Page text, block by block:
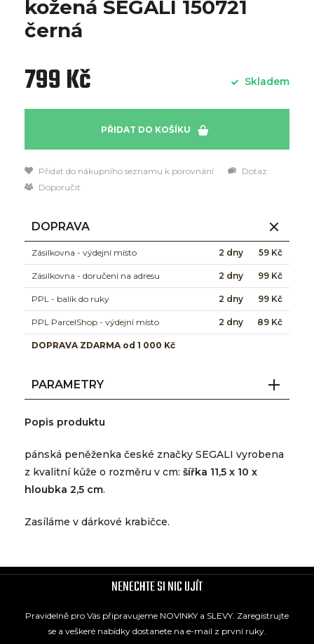
kožená SEGALI 150721
černá
799 Kč Skladem
PŘIDAT DO KOŠÍKU
Přidat do nákupního seznamu k porovnání
Dotaz
Doporučit
DOPRAVA
Zásilkovna - výdejní místo 2 dny 59 Kč
Zásilkovna - doručení na adresu 2 dny 99 Kč
PPL - balík do ruky 2 dny 99 Kč
PPL ParcelShop - výdejní místo 2 dny 89 Kč
DOPRAVA ZDARMA od 1 000 Kč
PARAMETRY
Popis produktu
pánská peněženka české značky SEGALI vyrobena
z kvalitní kůže o rozměru v cm: šířka 11,5 x 10 x
hloubka 2,5 cm.
Zasíláme v dárkové krabičce.
NENECHTE SI NIC UJÍT
Pravidelně pro Vás připravujeme NOVINKY a SLEVY. Zaregistrujte
se a veškeré nabídky dostanete na e-mail z první ruky.